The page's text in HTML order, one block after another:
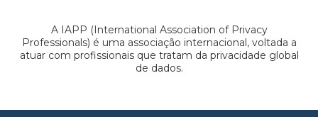
A IAPP (International Association of Privacy
Professionals) é uma associação internacional, voltada a
atuar com profissionais que tratam da privacidade global
de dados.